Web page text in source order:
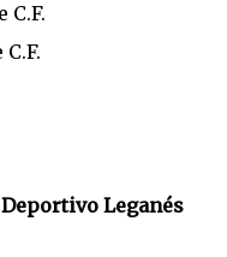
C.F.
Leganés